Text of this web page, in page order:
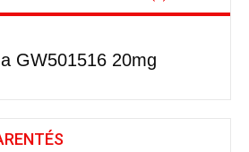
GW501516 20mg